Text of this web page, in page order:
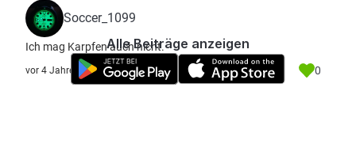
Soccer_1099
Ich mag Karpfen auch nicht.
vor 4 Jahre 0
Alle Beiträge anzeigen